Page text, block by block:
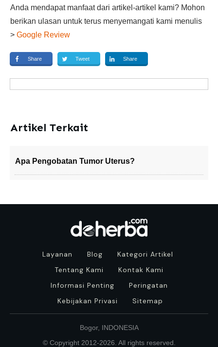
Anda mendapat manfaat dari artikel-artikel kami? Mohon
berikan ulasan untuk terus menyemangati kami menulis
> Google Review
Share Tweet Share
Artikel Terkait
Apa Pengobatan Tumor Uterus?
Layanan Blog
Kategori Artikel
Tentang Kami
Kontak Kami
Informasi Penting
Peringatan
Kebijakan Privasi
Sitemap
Bogor, INDONESIA
© Copyright 2012-2026. All rights reserved.